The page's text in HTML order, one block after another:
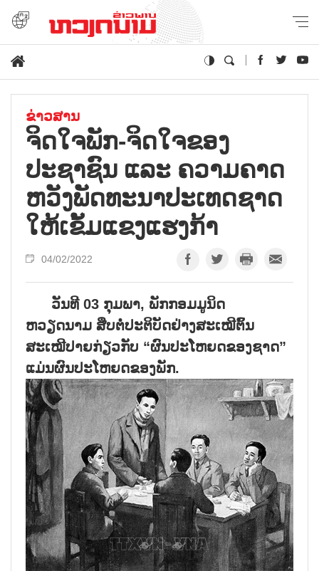
ຂ່າວສານ
ຈິດໃຈພັກ-ຈິດໃຈຂອງ
ປະຊາຊົນ ແລະ ຄວາມຄາດ
ຫວັງພັດທະນາປະເທດຊາດ
ໃຫ້ເຂັ້ມແຂງແຮງກ້າ
04/02/2022
ວັນທີ 03 ກຸມພາ, ພັກກອມມູນິດ
ຫວຽດນາມ ສືບຕໍ່ປະຕິບັດຢ່າງສະເໝີຕົ້ນ
ສະເໝີປາຍກ່ຽວກັບ “ຜົນປະໂຫຍດຂອງຊາດ”
ແມ່ນຜົນປະໂຫຍດຂອງພັກ.